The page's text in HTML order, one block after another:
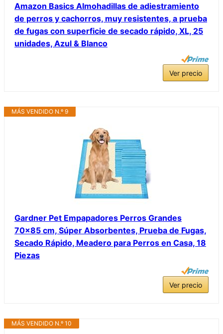
Amazon Basics Almohadillas de adiestramiento
de perros y cachorros, muy resistentes, a prueba
de fugas con superficie de secado rápido, XL, 25
unidades, Azul & Blanco
Ver precio
MÁS VENDIDO N.º 9
Gardner Pet Empapadores Perros Grandes
70×85 cm, Súper Absorbentes, Prueba de Fugas,
Secado Rápido, Meadero para Perros en Casa, 18
Piezas
Ver precio
MÁS VENDIDO N.º 10